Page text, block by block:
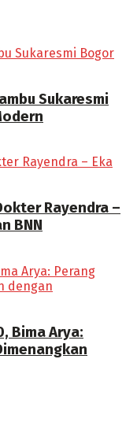
Sukaresmi
Rayendra –
BNN
Bima Arya: